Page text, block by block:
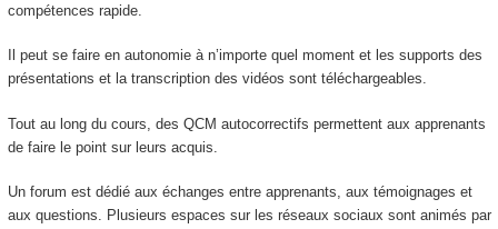
compétences rapide.
Il peut se faire en autonomie à n’importe quel moment et les supports des
présentations et la transcription des vidéos sont téléchargeables.
Tout au long du cours, des QCM autocorrectifs permettent aux apprenants
de faire le point sur leurs acquis.
Un forum est dédié aux échanges entre apprenants, aux témoignages et
aux questions. Plusieurs espaces sur les réseaux sociaux sont animés par